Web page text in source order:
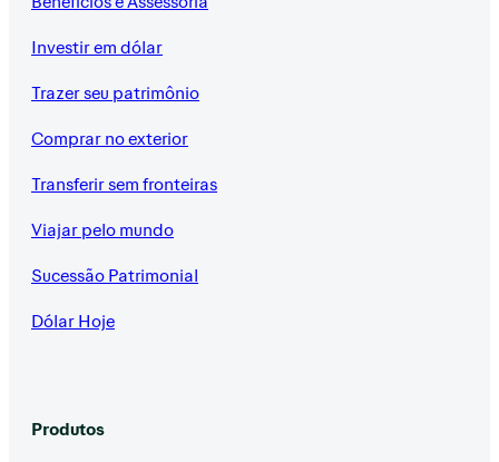
Investir em dólar
Trazer seu patrimônio
Comprar no exterior
Transferir sem fronteiras
Viajar pelo mundo
Sucessão Patrimonial
Dólar Hoje
Produtos